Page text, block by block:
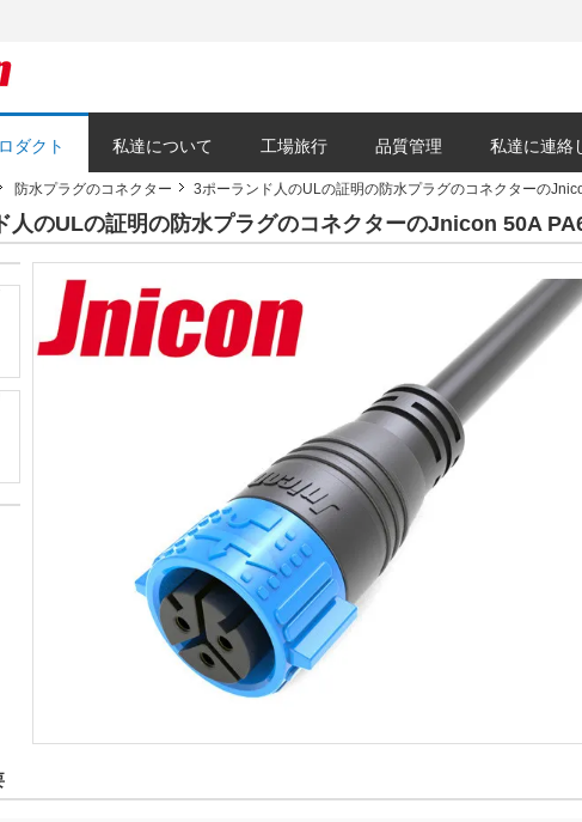
ダクト 私達について 工場旅行 品質管理 私達に連絡
防水プラグのコネクター 3ポーランド人のULの証明の防水プラグのコネクターの
人のULの証明の防水プラグのコネクターのJnicon 50A